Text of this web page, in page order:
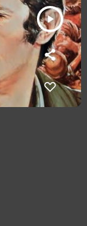
play_arrow